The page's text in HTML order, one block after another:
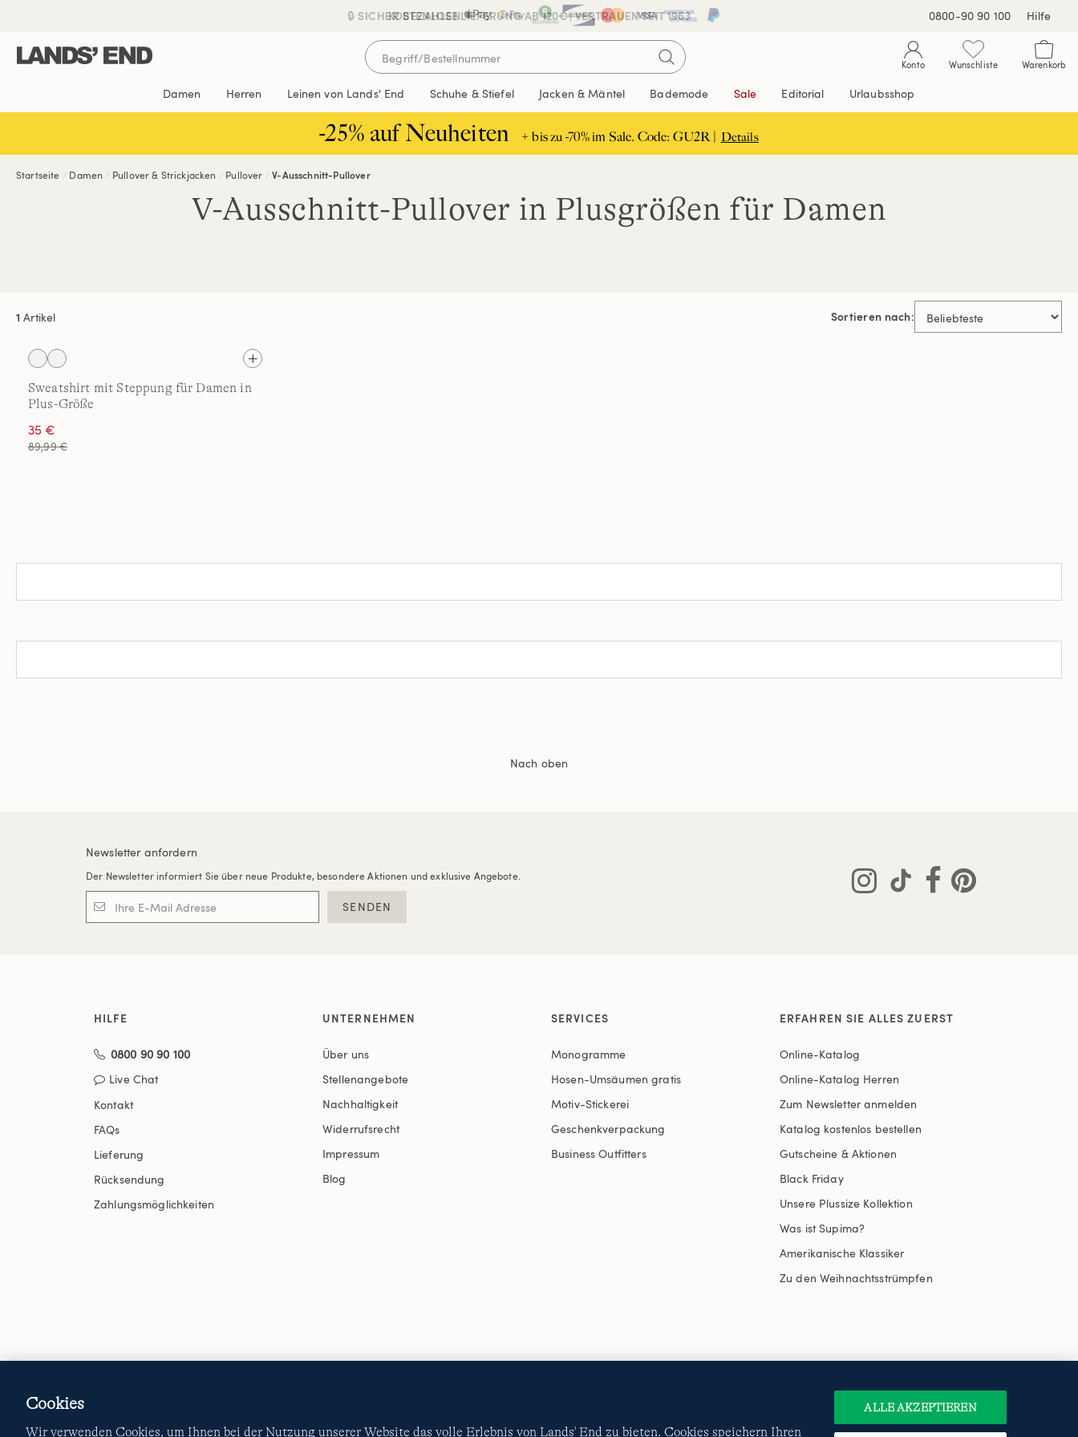
Inhalt
Navigation
Suche
KOSTENLOSE LIEFERUNG AB 120€ | VERTRAUEN SEIT 1963
🔒 SICHER BEZAHLEN 0800-90 90 100 Hilfe
Konto Wunschliste Warenkorb
Damen Herren Leinen von Lands' End Schuhe & Stiefel Jacken & Mäntel Bademode Sale Editorial Urlaubsshop
-25% auf Neuheiten + bis zu -70% im Sale. Code: GU2R | Details
Startseite Damen Pullover & Strickjacken Pullover V-Ausschnitt-Pullover
V-Ausschnitt-Pullover in Plusgrößen für Damen
1 Artikel Sortieren nach:
Sweatshirt mit Steppung für Damen in
Plus-Größe
35 €
89,99 €
Nach oben
Newsletter anfordern
Der Newsletter informiert Sie über neue Produkte, besondere Aktionen und exklusive Angebote.
SENDEN
HILFE
0800 90 90 100
Live Chat
Kontakt
FAQs
Lieferung
Rücksendung
Zahlungsmöglichkeiten
UNTERNEHMEN
Über uns
Stellenangebote
Nachhaltigkeit
Widerrufsrecht
Impressum
Blog
SERVICES
Monogramme
Hosen-Umsäumen gratis
Motiv-Stickerei
Geschenkverpackung
Business Outfitters
ERFAHREN SIE ALLES ZUERST
Online-Katalog
Online-Katalog Herren
Zum Newsletter anmelden
Katalog kostenlos bestellen
Gutscheine & Aktionen
Black Friday
Unsere Plussize Kollektion
Was ist Supima?
Amerikanische Klassiker
Zu den Weihnachtsstrümpfen
Datenschutzerklärung
Cookies
Wir verwenden Cookies, um Ihnen bei der Nutzung unserer Website das volle Erlebnis von Lands' End zu bieten. Cookies speichern Ihren
ALLE AKZEPTIEREN